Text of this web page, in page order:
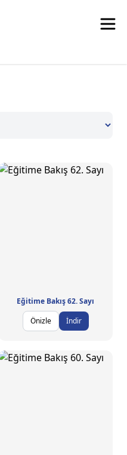
Eğitime Bakış 62. Sayı
Önizle
İndir